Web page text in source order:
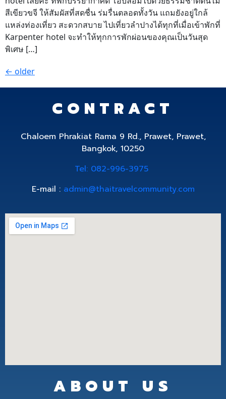
สีเขียวขจี ให้สัมผัสที่สดชื่น ร่มรื่นตลอดทั้งวัน แถมยังอยู่ใกล้
แหล่งท่องเที่ยว สะดวกสบาย ไปเที่ยวลำปางได้ทุกที่เมื่อเข้าพักที่
Karpenter hotel จะทำให้ทุกการพักผ่อนของคุณเป็นวันสุด
พิเศษ […]
← older
CONTRACT
Chaloem Phrakiat Rama 9 Rd., Prawet, Prawet,
Bangkok, 10250
Tel: 082-996-3975
E-mail : admin@thaitravelcommunity.com
ABOUT US